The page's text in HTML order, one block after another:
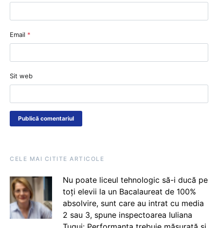
Email *
Sit web
CELE MAI CITITE ARTICOLE
Nu poate liceul tehnologic să-i ducă pe
toți elevii la un Bacalaureat de 100%
absolvire, sunt care au intrat cu media
2 sau 3, spune inspectoarea Iuliana